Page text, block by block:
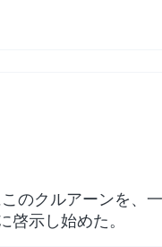
のクルアーンを、
啓示し始めた。